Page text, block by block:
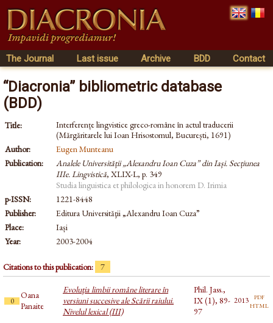
The Journal Last issue Archive BDD Contact
“Diacronia” bibliometric database
(BDD)
Title:
Interferențe lingvistice greco-române în actul traducerii
(Mărgăritarele lui Ioan Hrisostomul, București, 1691)
Author:
Eugen Munteanu
Publication:
Analele Universității „Alexandru Ioan Cuza” din Iași. Secțiunea
IIIe. Lingvistică, XLIX-L, p. 349
Studia linguistica et philologica in honorem D. Irimia
p-ISSN:
1221-8448
Publisher:
Editura Universităţii „Alexandru Ioan Cuza”
Place:
Iași
Year:
2003-2004
Citations to this publication: 7
0
Oana
Panaite
Evoluţia limbii române literare în
versiuni succesive ale Scării raiului.
Nivelul lexical (III)
Phil. Jass.,
IX (1), 89-
97
2013 pdf
html